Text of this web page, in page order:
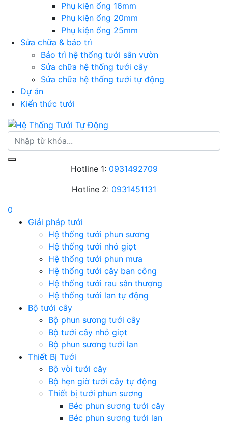
Phụ kiện ống 16mm
Phụ kiện ống 20mm
Phụ kiện ống 25mm
Sửa chữa & bảo trì
Bảo trì hệ thống tưới sân vườn
Sửa chữa hệ thống tưới cây
Sửa chữa hệ thống tưới tự động
Dự án
Kiến thức tưới
Hotline 1: 0931492709
Hotline 2: 0931451131
0
Giải pháp tưới
Hệ thống tưới phun sương
Hệ thống tưới nhỏ giọt
Hệ thống tưới phun mưa
Hệ thống tưới cây ban công
Hệ thống tưới rau sân thượng
Hệ thống tưới lan tự động
Bộ tưới cây
Bộ phun sương tưới cây
Bộ tưới cây nhỏ giọt
Bộ phun sương tưới lan
Thiết Bị Tưới
Bộ vòi tưới cây
Bộ hẹn giờ tưới cây tự động
Thiết bị tưới phun sương
Béc phun sương tưới cây
Béc phun sương tưới lan